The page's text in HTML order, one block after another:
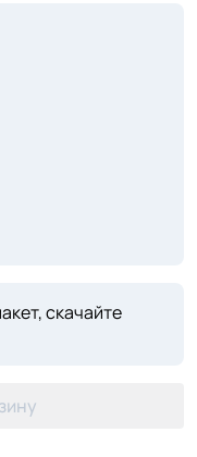
скачайте